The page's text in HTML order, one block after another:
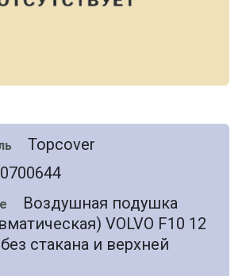
Topcover
Воздушная подушка
VOLVO F10 12
стакана и верхней